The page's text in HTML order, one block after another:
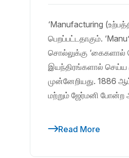
‘Manufacturing
பெறப்பட்டதாகும்.
சொல்லுக்கு
இயந்திரங்களால் செய்ய
முன்னேறியது. 1886
மற்றும் ஜேர்மனி
Read More